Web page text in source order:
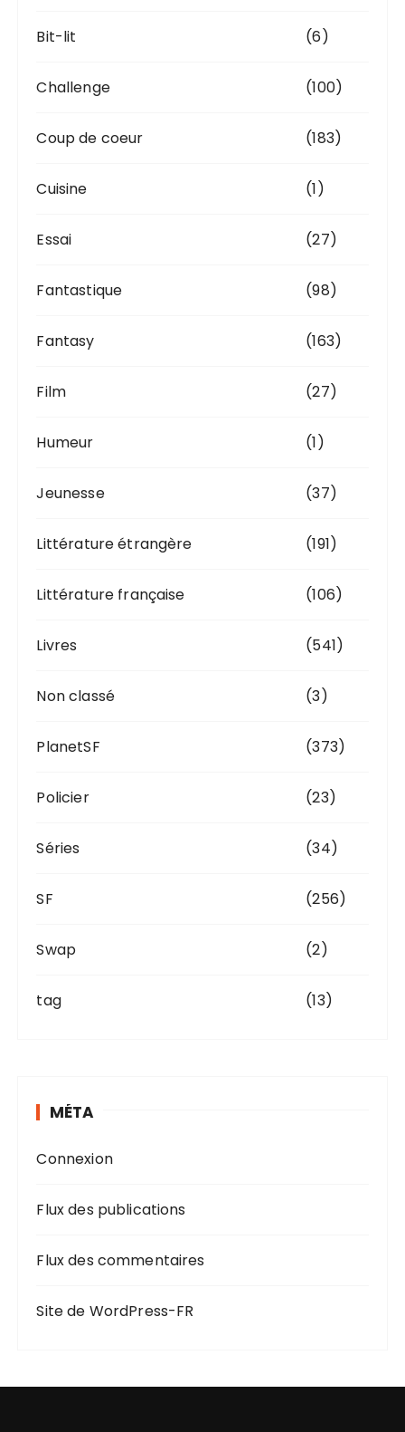
Bit-lit (6)
Challenge (100)
Coup de coeur (183)
Cuisine (1)
Essai (27)
Fantastique (98)
Fantasy (163)
Film (27)
Humeur (1)
Jeunesse (37)
Littérature étrangère (191)
Littérature française (106)
Livres (541)
Non classé (3)
PlanetSF (373)
Policier (23)
Séries (34)
SF (256)
Swap (2)
tag (13)
MÉTA
Connexion
Flux des publications
Flux des commentaires
Site de WordPress-FR